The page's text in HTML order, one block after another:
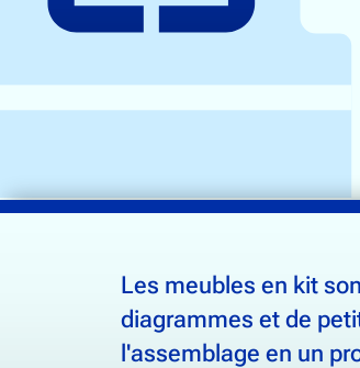
CODES QR
Les meubles en kit
diagrammes et de
l'assemblage en un